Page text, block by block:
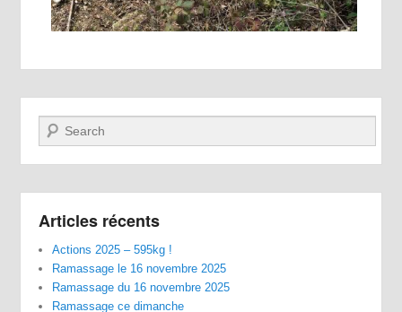
Recherche
Articles récents
Actions 2025 – 595kg !
Ramassage le 16 novembre 2025
Ramassage du 16 novembre 2025
Ramassage ce dimanche